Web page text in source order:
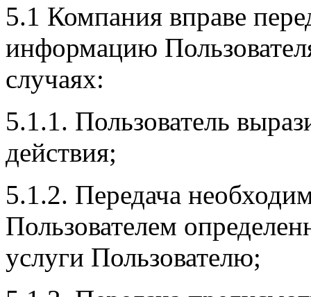
5.1 Компания вправе
информацию
случаях:
5.1.1. Пользователь
действия;
5.1.2. Передача
Пользователем
услуги Пользователю;